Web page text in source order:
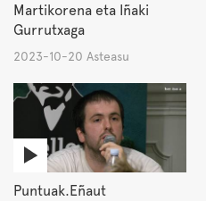
Martikorena eta Iñaki
Gurrutxaga
2023-10-20 Asteasu
Puntuak.Eñaut